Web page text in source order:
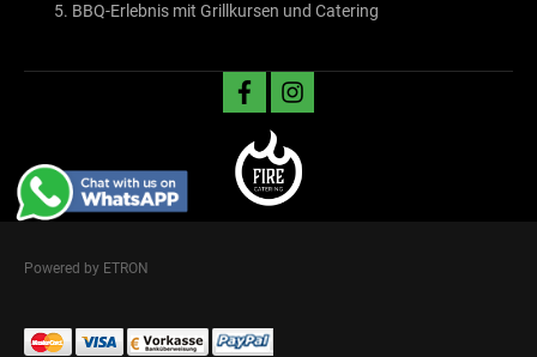
BBQ-Erlebnis mit Grillkursen und Catering
facebookinstagram
Powered by ETRON